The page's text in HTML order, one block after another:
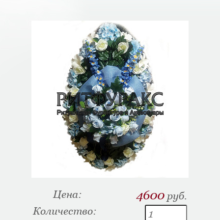
Цена: 4600 руб.
Количество: